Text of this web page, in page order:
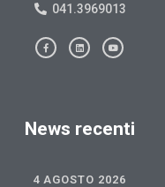
041.3969013
News recenti
4 AGOSTO 2026